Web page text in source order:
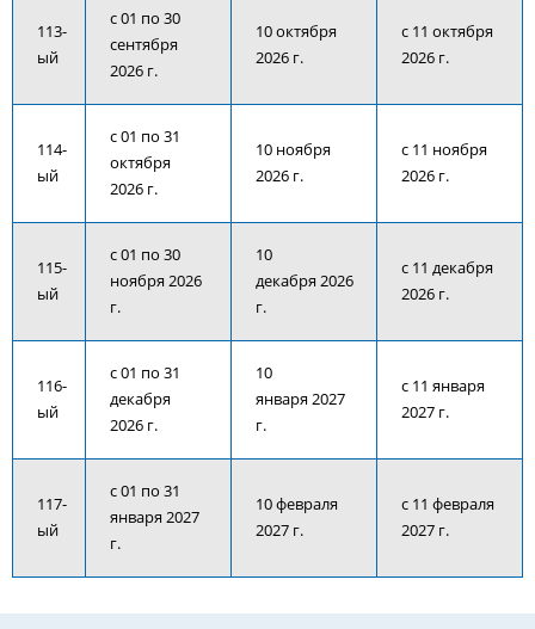
113-
ый
с 01 по 30
сентября
2026 г.
10 октября
2026 г.
с 11 октября
2026 г.
114-
ый
с 01 по 31
октября
2026 г.
10 ноября
2026 г.
с 11 ноября
2026 г.
115-
ый
с 01 по 30
ноября 2026
г.
10
декабря 2026
г.
с 11 декабря
2026 г.
116-
ый
с 01 по 31
декабря
2026 г.
10
января 2027
г.
с 11 января
2027 г.
117-
ый
с 01 по 31
января 2027
г.
10 февраля
2027 г.
с 11 февраля
2027 г.